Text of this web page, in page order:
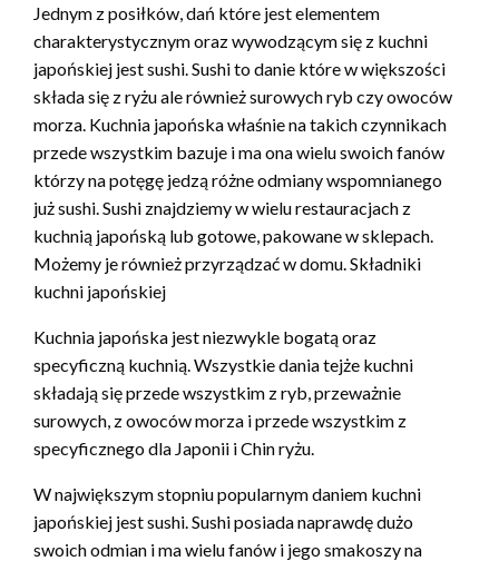
Jednym z posiłków, dań które jest elementem
charakterystycznym oraz wywodzącym się z kuchni
japońskiej jest sushi. Sushi to danie które w większości
składa się z ryżu ale również surowych ryb czy owoców
morza. Kuchnia japońska właśnie na takich czynnikach
przede wszystkim bazuje i ma ona wielu swoich fanów
którzy na potęgę jedzą różne odmiany wspomnianego
już sushi. Sushi znajdziemy w wielu restauracjach z
kuchnią japońską lub gotowe, pakowane w sklepach.
Możemy je również przyrządzać w domu. Składniki
kuchni japońskiej
Kuchnia japońska jest niezwykle bogatą oraz
specyficzną kuchnią. Wszystkie dania tejże kuchni
składają się przede wszystkim z ryb, przeważnie
surowych, z owoców morza i przede wszystkim z
specyficznego dla Japonii i Chin ryżu.
W największym stopniu popularnym daniem kuchni
japońskiej jest sushi. Sushi posiada naprawdę dużo
swoich odmian i ma wielu fanów i jego smakoszy na